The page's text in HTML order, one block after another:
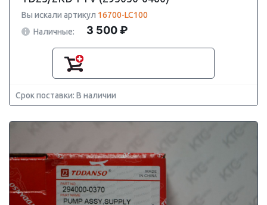
Вы искали артикул 16700-LC100
Наличные:
3 500 ₽
Срок поставки: В наличии